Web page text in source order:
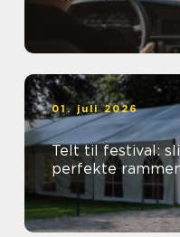
01. juli 2026
Telt til festival:
perfekte